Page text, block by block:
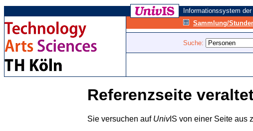
Informationssystem
Sammlung/
Suche:
Referenzseite
Sie versuchen auf UnivIS von einer Seite aus